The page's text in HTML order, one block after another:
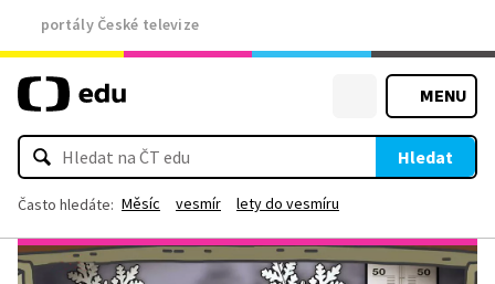
portály České televize
MENU
Hledat
Často hledáte: Měsíc vesmír lety do vesmíru